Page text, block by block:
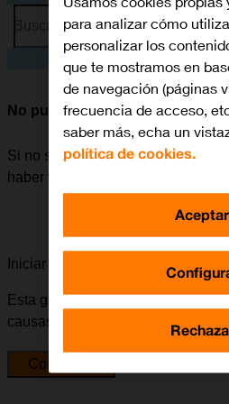
Busca por problema o tema
No puedo utilizar la función de
Si no se puede utilizar la función
haber varias causas posibles al
Iniciar la guía para solucionar tu
Esta guía te va a conducir a
causas y soluciones al problema.
Comenzar
para analizar cómo
personalizar los
que te mostramos en
de navegación (páginas
frecuencia de acceso,
saber más, echa un
política de cookies.
Aceptar